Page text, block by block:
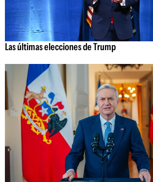
Las últimas elecciones de Trump